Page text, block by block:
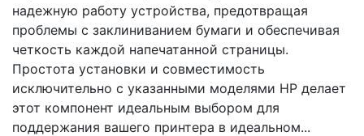
надежную работу устройства, предотвращая
проблемы с заклиниванием бумаги и обеспечивая
четкость каждой напечатанной страницы.
Простота установки и совместимость
исключительно с указанными моделями HP делает
этот компонент идеальным выбором для
поддержания вашего принтера в идеальном...